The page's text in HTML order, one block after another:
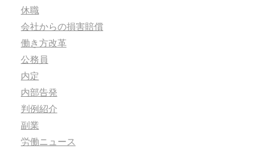
休職
会社からの損害賠償
働き方改革
公務員
内定
内部告発
判例紹介
副業
労働ニュース